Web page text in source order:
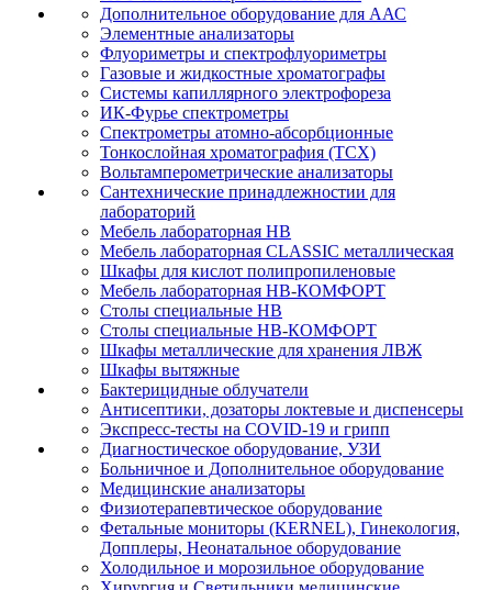
Дополнительное оборудование для ААС
Элементные анализаторы
Флуориметры и спектрофлуориметры
Газовые и жидкостные хроматографы
Системы капиллярного электрофореза
ИК-Фурье спектрометры
Спектрометры атомно-абсорбционные
Тонкослойная хроматография (ТСХ)
Вольтамперометрические анализаторы
Сантехнические принадлежностии для
лабораторий
Мебель лабораторная НВ
Мебель лабораторная CLASSIC металлическая
Шкафы для кислот полипропиленовые
Мебель лабораторная НВ-КОМФОРТ
Столы специальные НВ
Столы специальные НВ-КОМФОРТ
Шкафы металлические для хранения ЛВЖ
Шкафы вытяжные
Бактерицидные облучатели
Антисептики, дозаторы локтевые и диспенсеры
Экспресс-тесты на COVID-19 и грипп
Диагностическое оборудование, УЗИ
Больничное и Дополнительное оборудование
Медицинские анализаторы
Физиотерапевтическое оборудование
Фетальные мониторы (KERNEL), Гинекология,
Допплеры, Неонатальное оборудование
Холодильное и морозильное оборудование